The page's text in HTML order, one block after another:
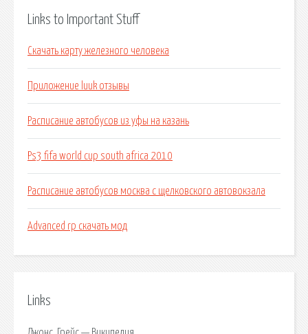
Links to Important Stuff
Скачать карту железного человека
Приложение luuk отзывы
Расписание автобусов из уфы на казань
Ps3 fifa world cup south africa 2010
Расписание автобусов москва с щелковского автовокзала
Advanced rp скачать мод
Links